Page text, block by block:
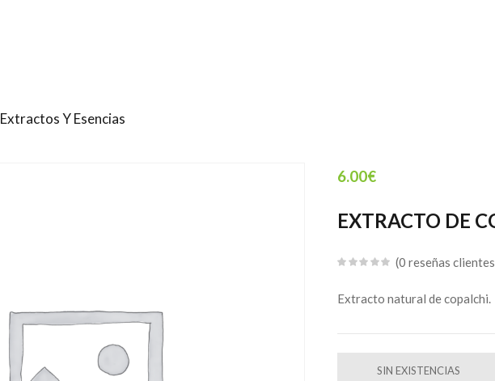
Extractos Y Esencias
6.00€
EXTRACTO DE
0 reseñas clientes
Extracto natural de copalchi.
SIN EXISTENCIAS